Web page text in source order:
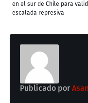
en el sur de Chile para
escalada represiva
Publicado por